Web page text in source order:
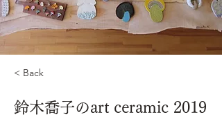
< Back
鈴木喬子のart ceramic 2019